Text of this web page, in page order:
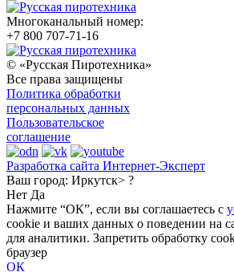
Многоканальный номер:
+7 800 707-71-16
© «Русская Пиротехника»
Все права защищены
Политика обработки
персональных данных
Пользовательское
соглашение
Разработка сайта Интернет-Эксперт
Ваш город: Иркутск> ?
Нет Да
Нажмите “ОК”, если вы соглашаетесь с
cookie и ваших данных о поведении на
для аналитики. Запретить обработку
браузер
ОК